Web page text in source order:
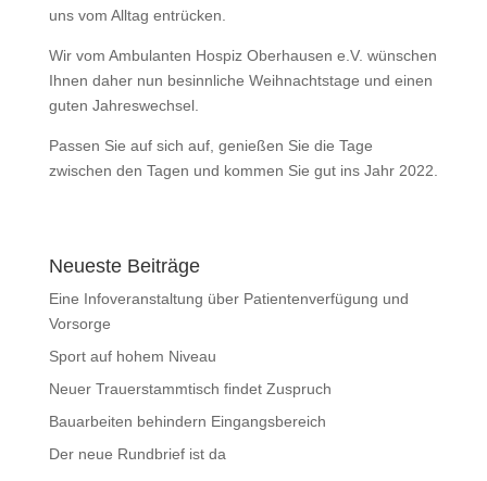
uns vom Alltag entrücken.
Wir vom Ambulanten Hospiz Oberhausen e.V. wünschen
Ihnen daher nun besinnliche Weihnachtstage und einen
guten Jahreswechsel.
Passen Sie auf sich auf, genießen Sie die Tage
zwischen den Tagen und kommen Sie gut ins Jahr 2022.
Neueste Beiträge
Eine Infoveranstaltung über Patientenverfügung und
Vorsorge
Sport auf hohem Niveau
Neuer Trauerstammtisch findet Zuspruch
Bauarbeiten behindern Eingangsbereich
Der neue Rundbrief ist da